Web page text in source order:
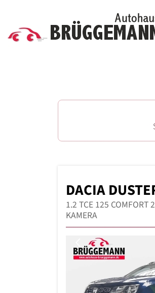
DACIA
1.2 TCE 125 COMFORT
KAMERA
Previous